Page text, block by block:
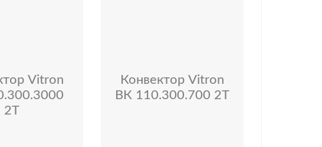
Vitron
2Т
Конвектор Vitron
ВК 110.300.700 2Т